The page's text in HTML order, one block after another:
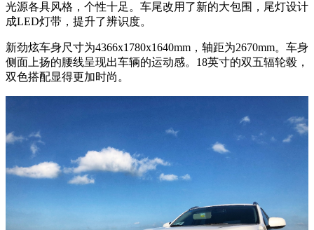
光源各具风格，个性十足。车尾改用了新的大包围，尾灯设计
成LED灯带，提升了辨识度。
新劲炫车身尺寸为4366x1780x1640mm，轴距为2670mm。车身
侧面上扬的腰线呈现出车辆的运动感。18英寸的双五辐轮毂，
双色搭配显得更加时尚。